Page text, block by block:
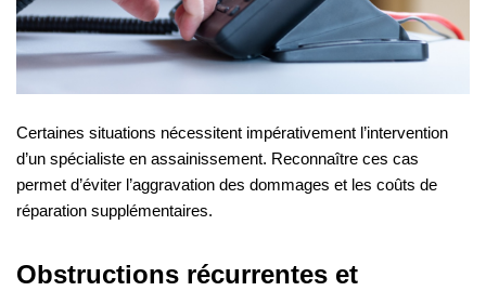
Certaines situations nécessitent impérativement l’intervention
d’un spécialiste en assainissement. Reconnaître ces cas
permet d’éviter l’aggravation des dommages et les coûts de
réparation supplémentaires.
Obstructions récurrentes et